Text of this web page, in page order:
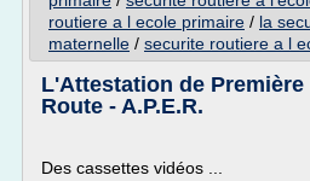
routiere a l ecole primaire / la
maternelle / securite routiere a l
L'Attestation de
Route - A.P.E.R.
Des cassettes vidéos ...